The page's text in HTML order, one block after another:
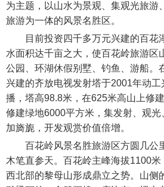
为主题，以山水为景观、集观光旅游
旅游为一体的风景名胜区。
目前投资四千多万元兴建的百花
水面积达千亩之大，使百花岭旅游区
公园、环湖休假别墅、钓鱼、游船。
兴建的齐放电视发射塔于2001年动
播，塔高98.8米，在625米高山上修
修建绿地6000平方米，集发射、观
加旖旎，开发观赏价值倍增。
百花岭风景名胜旅游区方圆几公
木笔直参天。百花岭主峰海拔1100米
西北部的黎母山形成鼎立之势。山侧